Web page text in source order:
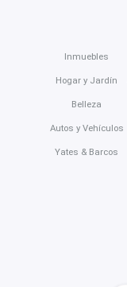
Inmuebles
Hogar y Jardín
Belleza
Autos y Vehículos
Yates & Barcos